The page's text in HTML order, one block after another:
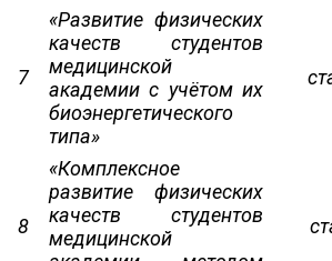
7
«Развитие физических
качеств студентов
медицинской
академии с учётом их
биоэнергетического
типа»
8
«Комплексное
развитие физических
качеств студентов
медицинской